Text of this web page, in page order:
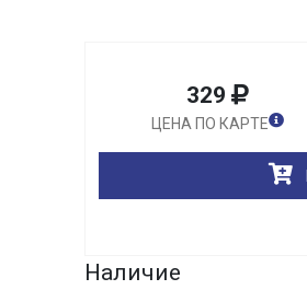
329
ЦЕНА ПО КАРТЕ
Наличие